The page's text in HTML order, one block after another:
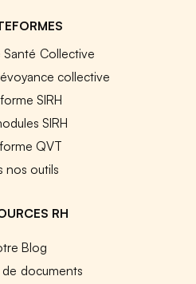
Santé Collective
collective
SIRH
SIRH
QVT
nos outils
RH
Blog
documents